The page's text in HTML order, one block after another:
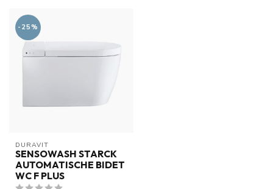
-25%
DURAVIT
SENSOWASH STARCK
AUTOMATISCHE BIDET
WC F PLUS